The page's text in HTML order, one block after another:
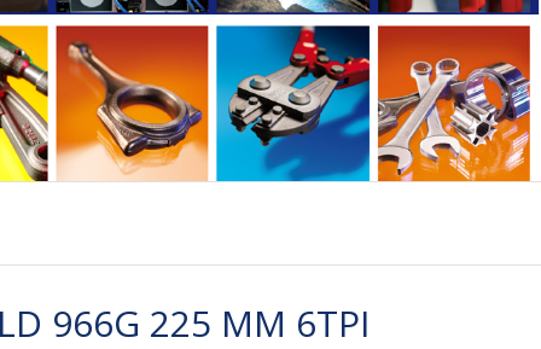
966G 225 MM 6TPI